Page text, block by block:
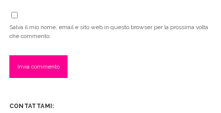
Salva il mio nome, email e sito web in questo browser per la prossima volta
che commento.
CONTATTAMI: